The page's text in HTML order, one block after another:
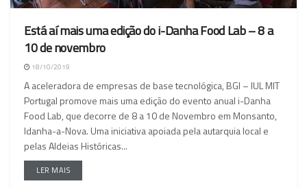
Está aí mais uma edição do i-Danha Food Lab – 8 a
10 de novembro
18/10/2019
A aceleradora de empresas de base tecnológica, BGI – IUL MIT
Portugal promove mais uma edição do evento anual i-Danha
Food Lab, que decorre de 8 a 10 de Novembro em Monsanto,
Idanha-a-Nova. Uma iniciativa apoiada pela autarquia local e
pelas Aldeias Históricas...
LER MAIS